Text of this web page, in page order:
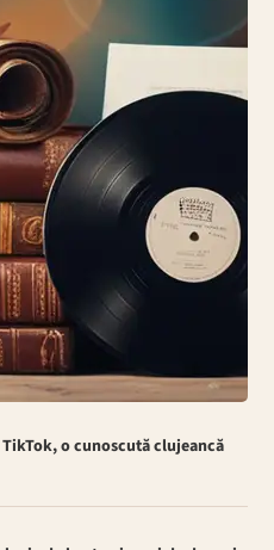
o cunoscută clujeancă